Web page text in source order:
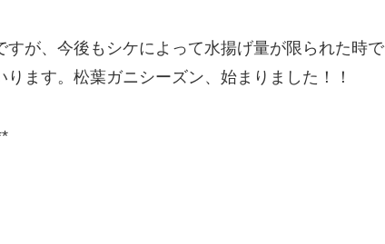
が、今後もシケによって水揚げ量が限られた時で
ます。松葉ガニシーズン、始まりました！！